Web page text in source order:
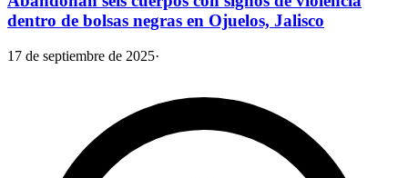
dentro de bolsas negras en Ojuelos, Jalisco
17 de septiembre de 2025·